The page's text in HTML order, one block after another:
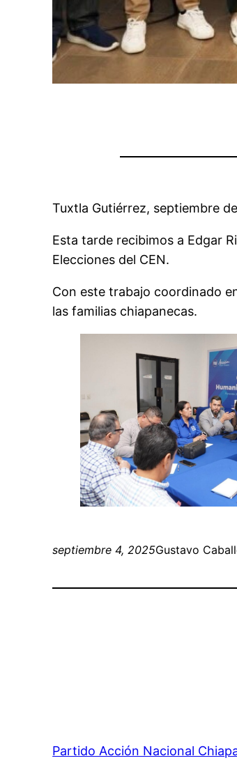
Tuxtla Gutiérrez, septiembre
Esta tarde recibimos a Edgar
Elecciones del CEN.
Con este trabajo coordinado
las familias chiapanecas.
septiembre 4, 2025Gustavo
Partido Acción Nacional